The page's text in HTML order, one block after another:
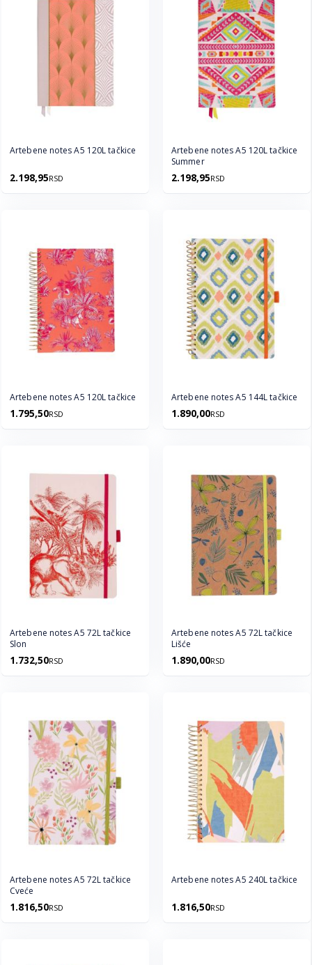
Artebene notes A5 120L tačkice
2.198,95RSD
Artebene notes A5 120L tačkice
Summer
2.198,95RSD
Artebene notes A5 120L tačkice
1.795,50RSD
Artebene notes A5 144L tačkice
1.890,00RSD
Artebene notes A5 72L tačkice
Slon
1.732,50RSD
Artebene notes A5 72L tačkice
Lišće
1.890,00RSD
Artebene notes A5 72L tačkice
Cveće
1.816,50RSD
Artebene notes A5 240L tačkice
1.816,50RSD